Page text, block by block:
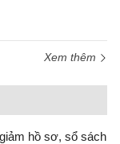
Xem thêm
hồ sơ, sổ sách